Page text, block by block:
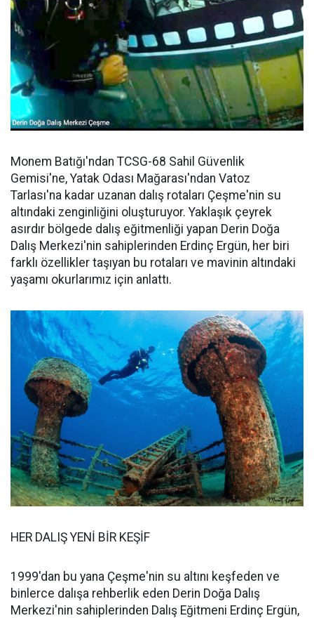
Monem Batığı'ndan TCSG-68 Sahil Güvenlik
Gemisi'ne, Yatak Odası Mağarası'ndan Vatoz
Tarlası'na kadar uzanan dalış rotaları Çeşme'nin su
altındaki zenginliğini oluşturuyor. Yaklaşık çeyrek
asırdır bölgede dalış eğitmenliği yapan Derin Doğa
Dalış Merkezi'nin sahiplerinden Erdinç Ergün, her biri
farklı özellikler taşıyan bu rotaları ve mavinin altındaki
yaşamı okurlarımız için anlattı.
HER DALIŞ YENİ BİR KEŞİF
1999'dan bu yana Çeşme'nin su altını keşfeden ve
binlerce dalışa rehberlik eden Derin Doğa Dalış
Merkezi'nin sahiplerinden Dalış Eğitmeni Erdinç Ergün,